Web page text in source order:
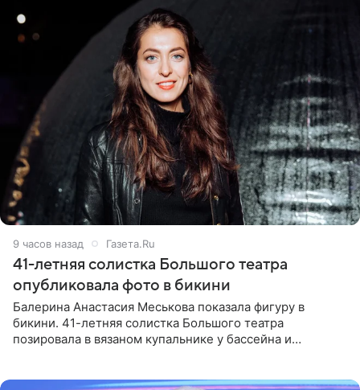
9 часов назад Газета.Ru
41-летняя солистка Большого театра
опубликовала фото в бикини
Балерина Анастасия Меськова показала фигуру в
бикини. 41-летняя солистка Большого театра
позировала в вязаном купальнике у бассейна и